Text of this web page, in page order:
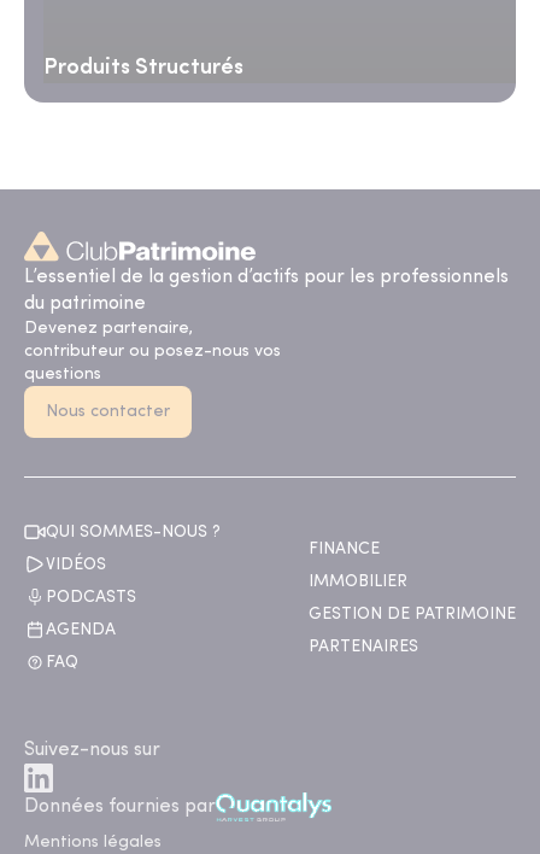
Produits Structurés
L’essentiel de la gestion d’actifs pour les professionnels
du patrimoine
Devenez partenaire,
contributeur ou posez-nous vos
questions
Nous contacter
QUI SOMMES-NOUS ?
VIDÉOS
PODCASTS
AGENDA
FAQ
FINANCE
IMMOBILIER
GESTION DE PATRIMOINE
PARTENAIRES
Suivez-nous sur
Données fournies par
Mentions légales